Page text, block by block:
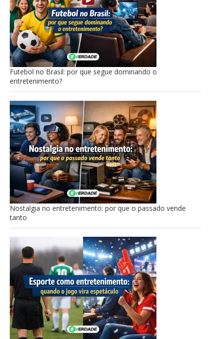
Futebol no Brasil: por que segue dominando o
entretenimento?
Nostalgia no entretenimento: por que o passado vende
tanto